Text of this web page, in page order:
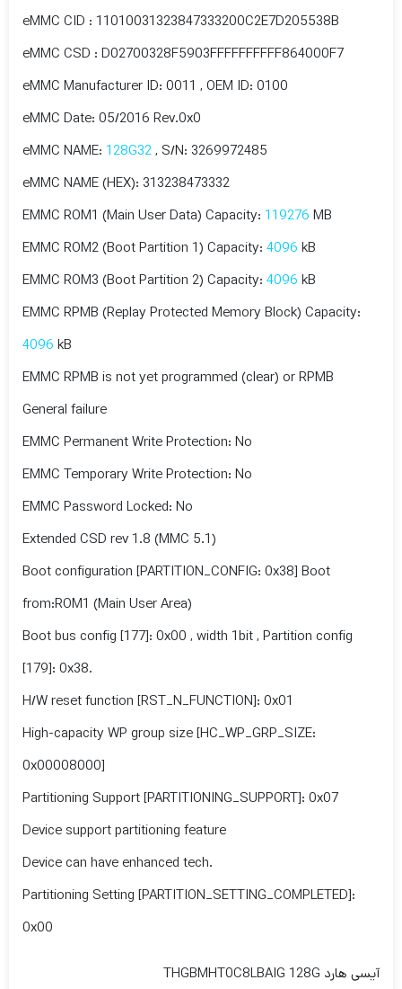
eMMC CID : 11010031323847333200C2E7D205538B
eMMC CSD : D02700328F5903FFFFFFFFFF864000F7
eMMC Manufacturer ID: 0011 , OEM ID: 0100
eMMC Date: 05/2016 Rev.0x0
eMMC NAME: 128G32, S/N: 3269972485
eMMC NAME (HEX): 313238473332
EMMC ROM1 (Main User Data) Capacity: 119276 MB
EMMC ROM2 (Boot Partition 1) Capacity: 4096 kB
EMMC ROM3 (Boot Partition 2) Capacity: 4096 kB
EMMC RPMB (Replay Protected Memory Block) Capacity:
4096 kB
EMMC RPMB is not yet programmed (clear) or RPMB
General failure
EMMC Permanent Write Protection: No
EMMC Temporary Write Protection: No
EMMC Password Locked: No
Extended CSD rev 1.8 (MMC 5.1)
Boot configuration [PARTITION_CONFIG: 0x38] Boot
from:ROM1 (Main User Area)
Boot bus config [177]: 0x00 , width 1bit , Partition config
[179]: 0x38.
H/W reset function [RST_N_FUNCTION]: 0x01
High-capacity WP group size [HC_WP_GRP_SIZE:
0x00008000]
Partitioning Support [PARTITIONING_SUPPORT]: 0x07
Device support partitioning feature
Device can have enhanced tech.
Partitioning Setting [PARTITION_SETTING_COMPLETED]:
0x00
آیسی هارد THGBMHT0C8LBAIG 128G